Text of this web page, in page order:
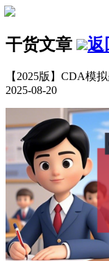
干货文章 返
【2025版】CDA模
2025-08-20